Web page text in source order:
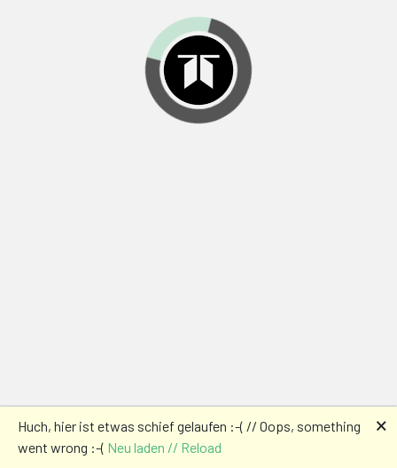
Huch, hier ist etwas schief gelaufen :-( // Oops, something
went wrong :-( Neu laden // Reload
🗙